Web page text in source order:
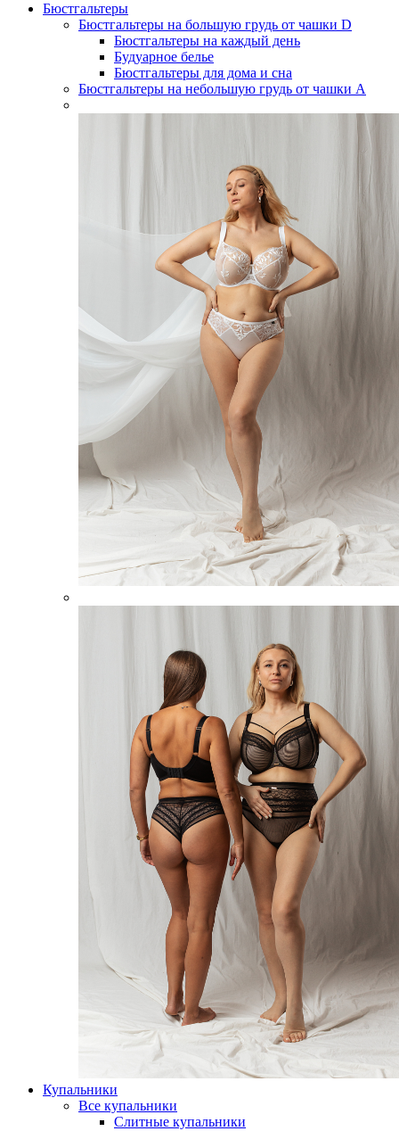
Бюстгальтеры
Бюстгальтеры на большую грудь от чашки D
Бюстгальтеры на каждый день
Будуарное белье
Бюстгальтеры для дома и сна
Бюстгальтеры на небольшую грудь от чашки А
Купальники
Все купальники
Слитные купальники